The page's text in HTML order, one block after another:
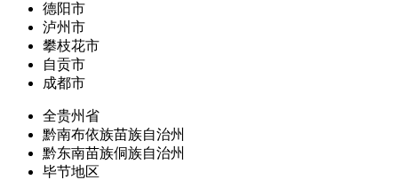
德阳市
泸州市
攀枝花市
自贡市
成都市
全贵州省
黔南布依族苗族自治州
黔东南苗族侗族自治州
毕节地区